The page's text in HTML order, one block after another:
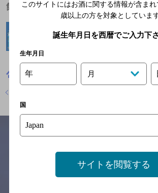
飲めるお酒
高知県 すたみな太郎 南国バイ
ご意見・ご感想
※それぞれのお店のメニューや営業時間などの掲
このサイトにはお酒に関する情報が含まれ
歳以上の方を対象としています
誕生年月日を西暦でご入力下さ
生年月日
年 月
国
サイトを閲覧する